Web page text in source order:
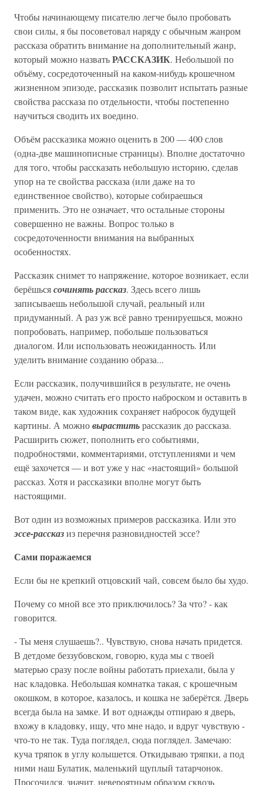
Чтобы начинающему писателю легче было пробовать
свои силы, я бы посоветовал наряду с обычным жанром
рассказа обратить внимание на дополнительный жанр,
который можно назватьРАССКАЗИК. Небольшой по
объёму, сосредоточенный на каком-нибудь крошечном
жизненном эпизоде, рассказик позволит испытать разные
свойства рассказа по отдельности, чтобы постепенно
научиться сводить их воедино.
Объём рассказика можно оценить в 200 — 400 слов
(одна-две машинописные страницы). Вполне достаточно
для того, чтобы рассказать небольшую историю, сделав
упор на те свойства рассказа (или даже на то
единственное свойство), которые собираешься
применить. Это не означает, что остальные стороны
совершенно не важны. Вопрос только в
сосредоточенности внимания на выбранных
особенностях.
Рассказик снимет то напряжение, которое возникает, если
берёшьсясочинять рассказ. Здесь всего лишь
записываешь небольшой случай, реальный или
придуманный. А раз уж всё равно тренируешься, можно
попробовать, например, побольше пользоваться
диалогом. Или использовать неожиданность. Или
уделить внимание созданию образа...
Если рассказик, получившийся в результате, не очень
удачен, можно считать его просто наброском и оставить в
таком виде, как художник сохраняет набросок будущей
картины. А можновыраститьрассказик до рассказа.
Расширить сюжет, пополнить его событиями,
подробностями, комментариями, отступлениями и чем
ещё захочется — и вот уже у нас «настоящий» большой
рассказ. Хотя и рассказики вполне могут быть
настоящими.
Вот один из возможных примеров рассказика. Или это
эссе-рассказиз перечня разновидностей эссе?
Сами поражаемся
Если бы не крепкий отцовский чай, совсем было бы худо.
Почему со мной все это приключилось? За что? - как
говорится.
- Ты меня слушаешь?.. Чувствую, снова начать придется.
В детдоме беззубовском, говорю, куда мы с твоей
матерью сразу после войны работать приехали, была у
нас кладовка. Небольшая комнатка такая, с крошечным
окошком, в которое, казалось, и кошка не заберётся. Дверь
всегда была на замке. И вот однажды отпираю я дверь,
вхожу в кладовку, ищу, что мне надо, и вдруг чувствую -
что-то не так. Туда поглядел, сюда поглядел. Замечаю:
куча тряпок в углу колышется. Откидываю тряпки, а под
ними наш Булатик, маленький щуплый татарчонок.
Просочился, значит, невероятным образом сквозь